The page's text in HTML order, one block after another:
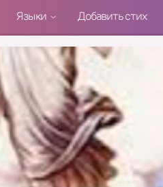
Языки Добавить стих